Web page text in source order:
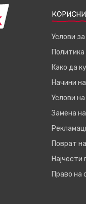
Услови
Како да
Начини
Услови
Замена
Поврат
Право на